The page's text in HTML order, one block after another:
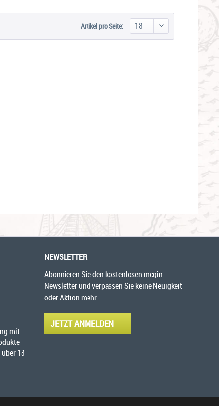
Artikel pro Seite:
mit
18
NEWSLETTER
Abonnieren Sie den kostenlosen mcgin
Newsletter und verpassen Sie keine Neuigkeit
oder Aktion mehr
JETZT ANMELDEN